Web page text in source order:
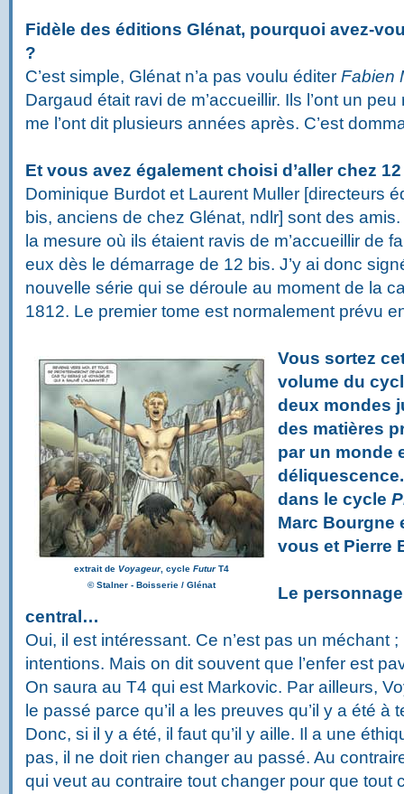
Fidèle des éditions Glénat, pourquoi avez-
?
C’est simple, Glénat n’a pas voulu éditer Fabien
Dargaud était ravi de m’accueillir. Ils l’ont un
me l’ont dit plusieurs années après. C’est
Et vous avez également choisi d’aller chez
Dominique Burdot et Laurent Muller [directeurs
bis, anciens de chez Glénat, ndlr] sont des
la mesure où ils étaient ravis de m’accueillir de
eux dès le démarrage de 12 bis. J’y ai donc
nouvelle série qui se déroule au moment de la
1812. Le premier tome est normalement prévu
extrait de Voyageur, cycle FuturT4
©Stalner - Boisserie / Glénat
Vous sortez
volume du
deux mondes
des matières
par un monde
dans le cycle
Marc Bourgne
vous et Pierre
Le
central…
Oui, il est intéressant. Ce n’est pas un méchant
intentions. Mais on dit souvent que l’enfer est
On saura au T4 qui est Markovic. Par ailleurs,
le passé parce qu’il a les preuves qu’il y a été à
Donc, si il y a été, il faut qu’il y aille. Il a une
pas, il ne doit rien changer au passé. Au
qui veut au contraire tout changer pour que tout